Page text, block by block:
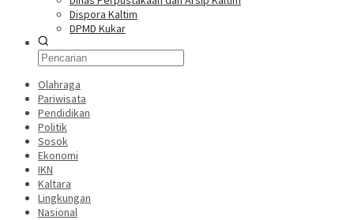
Dispora Kaltim
DPMD Kukar
Olahraga
Pariwisata
Pendidikan
Politik
Sosok
Ekonomi
IKN
Kaltara
Lingkungan
Nasional